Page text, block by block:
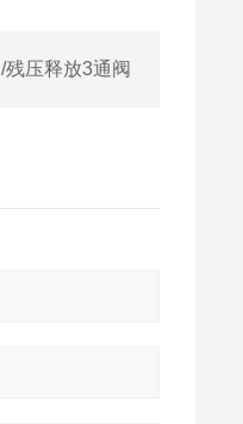
压释放3通阀